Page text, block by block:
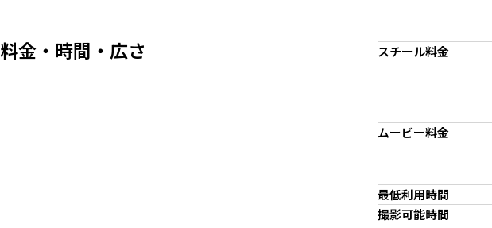
北南天窓採光×白半艶床
料金・時間・広さ スチール料金
ムービー料金
最低利用時間
撮影可能時間